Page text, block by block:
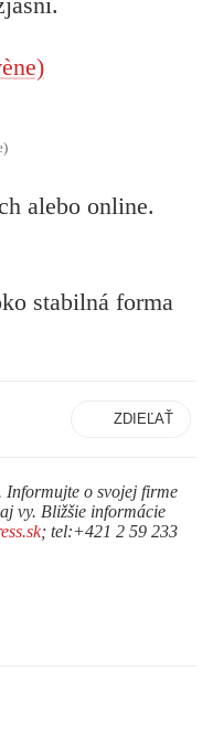
alebo online.
stabilná forma
ZDIEĽAŤ
Informujte o svojej firme
vy. Bližšie informácie
; tel:+421 2 59 233